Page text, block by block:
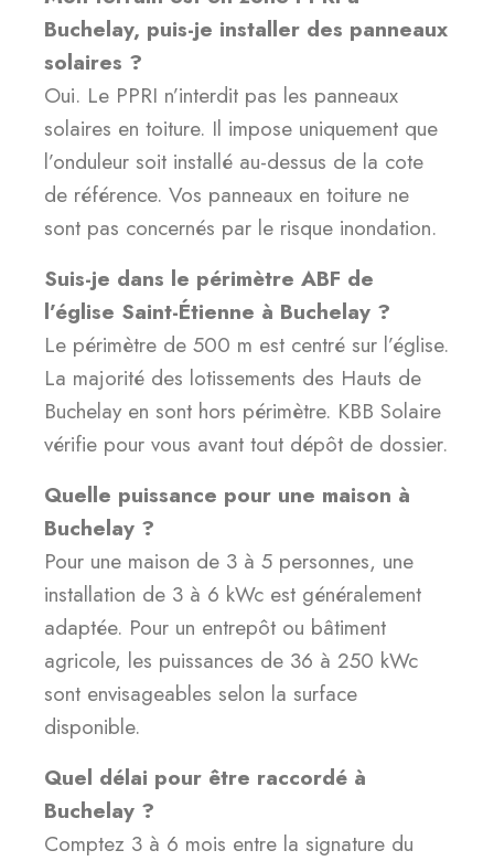
Buchelay, puis-je installer des panneaux
solaires ?
Oui. Le PPRI n’interdit pas les panneaux
solaires en toiture. Il impose uniquement que
l’onduleur soit installé au-dessus de la cote
de référence. Vos panneaux en toiture ne
sont pas concernés par le risque inondation.
Suis-je dans le périmètre ABF de
l’église Saint-Étienne à Buchelay ?
Le périmètre de 500 m est centré sur l’église.
La majorité des lotissements des Hauts de
Buchelay en sont hors périmètre. KBB Solaire
vérifie pour vous avant tout dépôt de dossier.
Quelle puissance pour une maison à
Buchelay ?
Pour une maison de 3 à 5 personnes, une
installation de 3 à 6 kWc est généralement
adaptée. Pour un entrepôt ou bâtiment
agricole, les puissances de 36 à 250 kWc
sont envisageables selon la surface
disponible.
Quel délai pour être raccordé à
Buchelay ?
Comptez 3 à 6 mois entre la signature du